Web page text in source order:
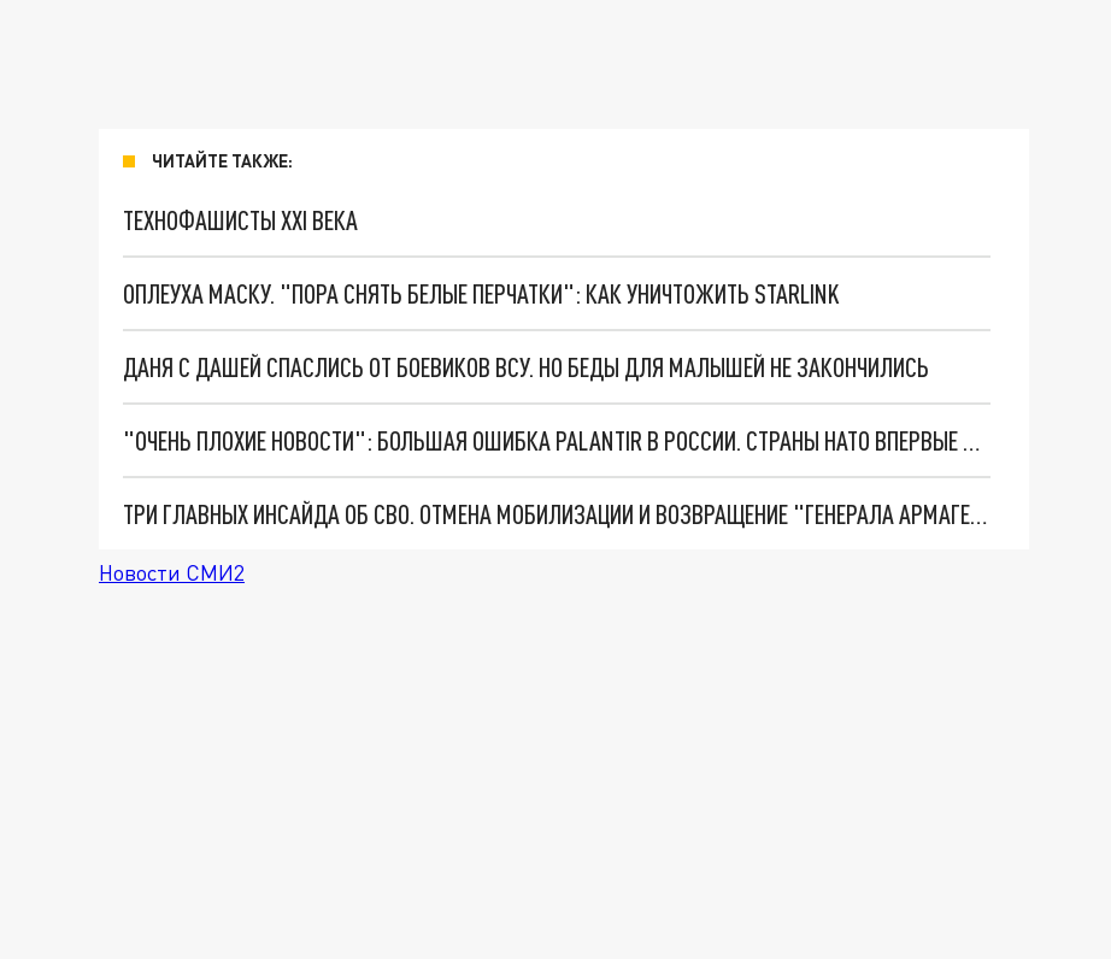
ЧИТАЙТЕ ТАКЖЕ:
ТЕХНОФАШИСТЫ XXI ВЕКА
ОПЛЕУХА МАСКУ. "ПОРА СНЯТЬ БЕЛЫЕ ПЕРЧАТКИ": КАК УНИЧТОЖИТЬ STARLINK
ДАНЯ С ДАШЕЙ СПАСЛИСЬ ОТ БОЕВИКОВ ВСУ. НО БЕДЫ ДЛЯ МАЛЫШЕЙ НЕ ЗАКОНЧИЛИСЬ
"ОЧЕНЬ ПЛОХИЕ НОВОСТИ": БОЛЬШАЯ ОШИБКА PALANTIR В РОССИИ. СТРАНЫ НАТО ВПЕРВЫЕ ЗА СВО ОСТАНОВИЛИ ПОСТАВКИ ОРУЖИЯ. ВСУ ТЕРЯЮТ ПРИГРАНИЧЬЕ?
ТРИ ГЛАВНЫХ ИНСАЙДА ОБ СВО. ОТМЕНА МОБИЛИЗАЦИИ И ВОЗВРАЩЕНИЕ "ГЕНЕРАЛА АРМАГЕДДОНА"? ОТЛИЧНЫЕ НОВОСТИ, КОТОРЫЕ ЖДАЛИ ВСЕ
Новости СМИ2